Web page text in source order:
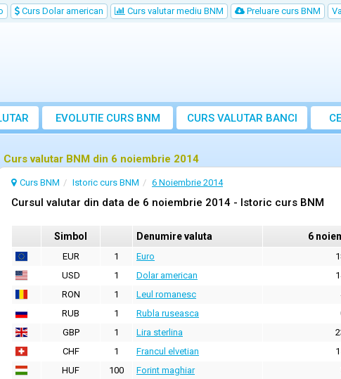
Curs Dolar american Curs valutar mediu BNM Preluare curs BNM
EVOLUTIE CURS BNM CURS VALUTAR BANCI
Curs valutar BNM din 6 noiembrie 2014
Curs BNM Istoric curs BNM 6 Noiembrie 2014
Cursul valutar din data de 6 noiembrie 2014 - Istoric curs BNM
Simbol Denumire valuta 6
EUR 1 Euro
USD
1 Dolar american
RON
1 Leul romanesc
RUB
1 Rubla ruseasca
GBP
1 Lira sterlina
CHF
1 Francul elvetian
HUF
100 Forint maghiar